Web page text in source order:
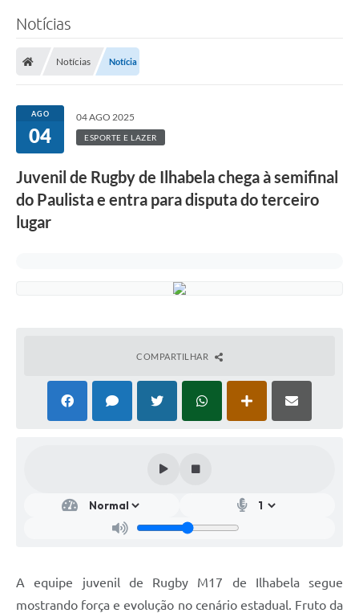
Notícias
Notícias Notícia
AGO
04
04 AGO 2025
ESPORTE E LAZER
Juvenil de Rugby de Ilhabela chega à semifinal
do Paulista e entra para disputa do terceiro
lugar
COMPARTILHAR
A equipe juvenil de Rugby M17 de Ilhabela segue
mostrando força e evolução no cenário estadual. Fruto da